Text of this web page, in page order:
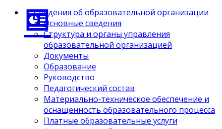
Сведения об образовательной организации
Основные сведения
Структура и органы управления
образовательной организацией
Документы
Образование
Руководство
Педагогический состав
Материально-техническое обеспечение и
оснащенность образовательного процесса
Платные образовательные услуги